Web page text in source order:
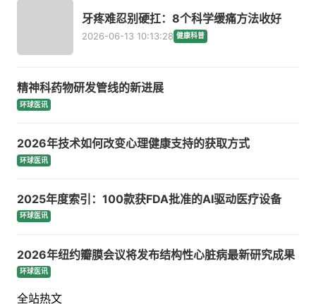
牙疼难忍别硬扛：8个科学缓痛方法收好
2026-06-13 10:13:28 健康科普
精神科药物研发管线的新进展
环球医讯
2026年技术如何改变心理健康支持的获取方式
环球医讯
2025年度索引：100款获FDA批准的AI驱动医疗设备
环球医讯
2026年纽约瓣膜会议将发布结构性心脏病最新研究成果
环球医讯
全站热文